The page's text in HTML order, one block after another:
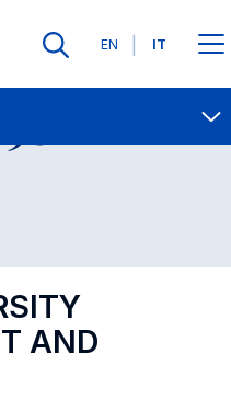
Lingue
EN IT
Contatti
Open
AND